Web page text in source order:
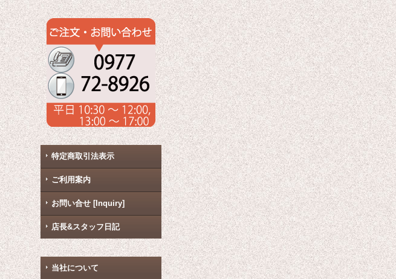
特定商取引法表示
ご利用案内
お問い合せ [Inquiry]
店長&スタッフ日記
当社について